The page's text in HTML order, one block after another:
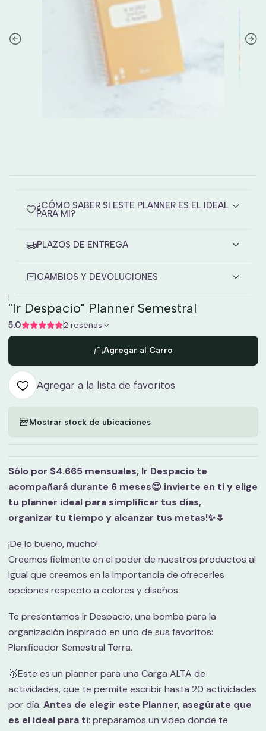
¿CÓMO SABER SI ESTE PLANNER ES EL IDEAL
PARA MI?
PLAZOS DE ENTREGA
CAMBIOS Y DEVOLUCIONES
|
"Ir Despacio" Planner Semestral
5.0 2 reseñas
Agregar al Carro
Agregar a la lista de favoritos
Mostrar stock de ubicaciones
Sólo por $4.665 mensuales, Ir Despacio te
acompañará durante 6 meses😍 invierte en ti y elige
tu planner ideal para simplificar tus días,
organizar tu tiempo y alcanzar tus metas!✨🌷
¡De lo bueno, mucho!
Creemos fielmente en el poder de nuestros productos al
igual que creemos en la importancia de ofrecerles
opciones respecto a colores y diseños. ️
Te presentamos Ir Despacio, una bomba para la
organización inspirado en uno de sus favoritos:
Planificador Semestral Terra.
🥇Este es un planner para una Carga ALTA de
actividades, que te permite escribir hasta 20 actividades
por día. Antes de elegir este Planner, asegúrate que
es el ideal para ti: preparamos un video donde te